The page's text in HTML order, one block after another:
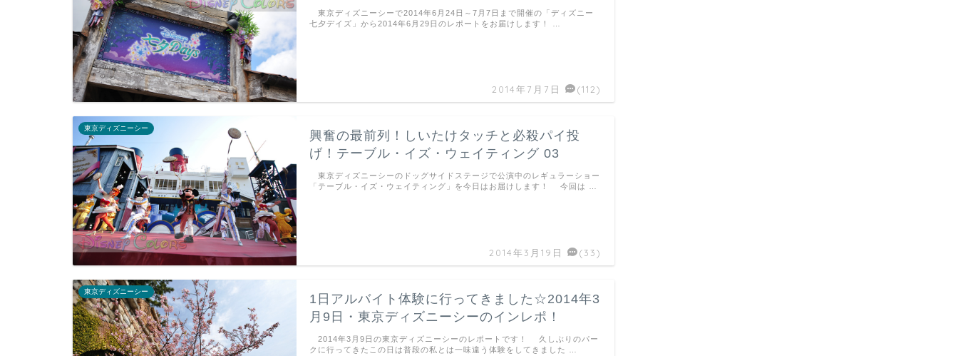
2014年7月7日 (112)
東京ディズニーシーで2014年6月24日～7月7日まで開催の「ディズニー
七夕デイズ」から2014年6月29日のレポートをお届けします！ …
東京ディズニーシー
興奮の最前列！しいたけタッチと必殺パイ投
げ！テーブル・イズ・ウェイティング 03
2014年3月19日 (33)
東京ディズニーシーのドッグサイドステージで公演中のレギュラーショー
「テーブル・イズ・ウェイティング」を今日はお届けします！ 今回は …
東京ディズニーシー
1日アルバイト体験に行ってきました☆2014年3
月9日・東京ディズニーシーのインレポ！
2014年3月9日の東京ディズニーシーのレポートです！ 久しぶりのパー
クに行ってきたこの日は普段の私とは一味違う体験をしてきました …